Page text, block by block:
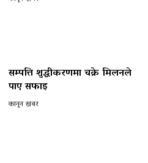
सम्पत्ति शुद्धीकरणमा चक्रे मिलनले
पाए सफाइ
कानून खबर